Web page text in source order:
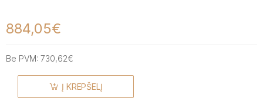
884,05€
Be PVM: 730,62€
Į KREPŠELĮ